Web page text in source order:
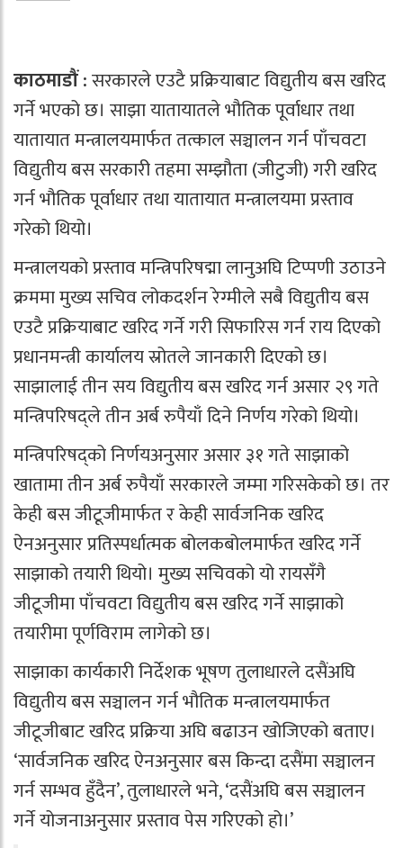
काठमाडौं :सरकारले एउटै प्रक्रियाबाट विद्युतीय बस खरिद
गर्ने भएको छ। साझा यातायातले भौतिक पूर्वाधार तथा
यातायात मन्त्रालयमार्फत तत्काल सञ्चालन गर्न पाँचवटा
विद्युतीय बस सरकारी तहमा सम्झौता (जीटुजी) गरी खरिद
गर्न भौतिक पूर्वाधार तथा यातायात मन्त्रालयमा प्रस्ताव
गरेको थियो।
मन्त्रालयको प्रस्ताव मन्त्रिपरिषद्मा लानुअघि टिप्पणी उठाउने
क्रममा मुख्य सचिव लोकदर्शन रेग्मीले सबै विद्युतीय बस
एउटै प्रक्रियाबाट खरिद गर्ने गरी सिफारिस गर्न राय दिएको
प्रधानमन्त्री कार्यालय स्रोतले जानकारी दिएको छ।
साझालाई तीन सय विद्युतीय बस खरिद गर्न असार २९ गते
मन्त्रिपरिषद्ले तीन अर्ब रुपैयाँ दिने निर्णय गरेको थियो।
मन्त्रिपरिषद्को निर्णयअनुसार असार ३१ गते साझाको
खातामा तीन अर्ब रुपैयाँ सरकारले जम्मा गरिसकेको छ। तर
केही बस जीटूजीमार्फत र केही सार्वजनिक खरिद
ऐनअनुसार प्रतिस्पर्धात्मक बोलकबोलमार्फत खरिद गर्ने
साझाको तयारी थियो। मुख्य सचिवको यो रायसँगै
जीटूजीमा पाँचवटा विद्युतीय बस खरिद गर्ने साझाको
तयारीमा पूर्णविराम लागेको छ।
साझाका कार्यकारी निर्देशक भूषण तुलाधारले दसैंअघि
विद्युतीय बस सञ्चालन गर्न भौतिक मन्त्रालयमार्फत
जीटूजीबाट खरिद प्रक्रिया अघि बढाउन खोजिएको बताए।
‘सार्वजनिक खरिद ऐनअनुसार बस किन्दा दसैंमा सञ्चालन
गर्न सम्भव हुँदैन’, तुलाधारले भने, ‘दसैंअघि बस सञ्चालन
गर्ने योजनाअनुसार प्रस्ताव पेस गरिएको हो।’